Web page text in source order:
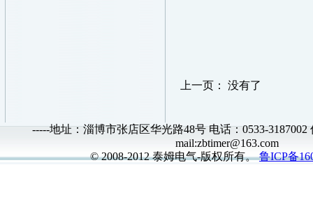
上一页： 没有了
-----地址：淄博市张店区华光路48号 电话：0533-3187002
mail:zbtimer@163.com
© 2008-2012 泰姆电气-版权所有。鲁ICP备